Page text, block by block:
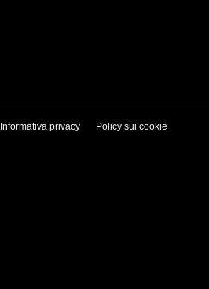
Informativa privacy Policy sui cookie